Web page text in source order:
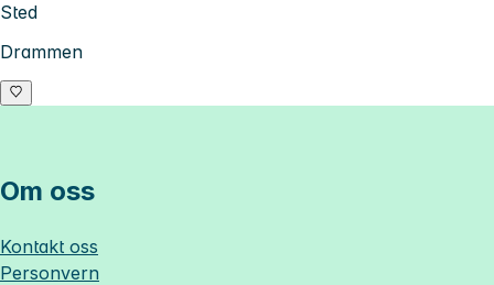
Sted
Drammen
Om oss
Kontakt oss
Personvern